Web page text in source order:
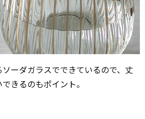
ーダガラスでできているので、丈
きるのもポイント。